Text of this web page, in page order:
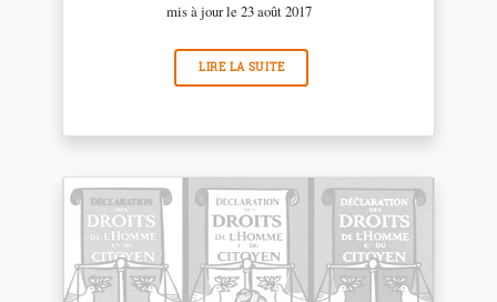
mis à jour le 23 août 2017
LIRE LA SUITE